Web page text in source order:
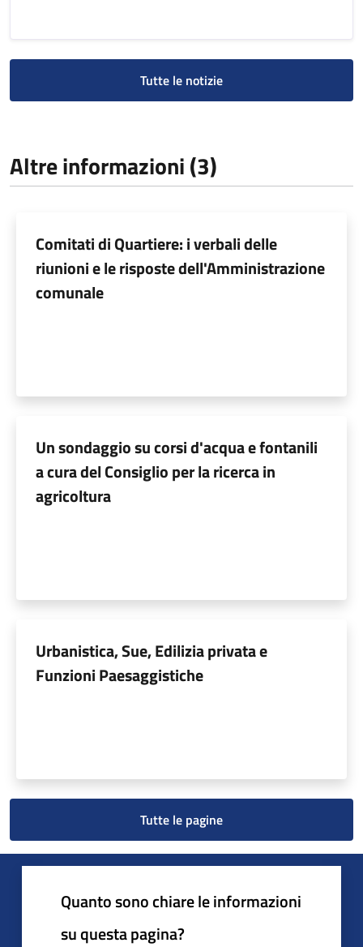
Tutte le notizie
Altre informazioni (3)
Comitati di Quartiere: i verbali delle
riunioni e le risposte dell'Amministrazione
comunale
Un sondaggio su corsi d'acqua e fontanili
a cura del Consiglio per la ricerca in
agricoltura
Urbanistica, Sue, Edilizia privata e
Funzioni Paesaggistiche
Tutte le pagine
Quanto sono chiare le informazioni
su questa pagina?